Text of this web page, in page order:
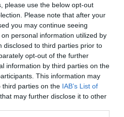
please use the below opt-out
Please note that after your
you may continue seeing
personal information utilized by
disclosed to third parties prior to
opt-out of the further
information by third parties on the
This information may
third parties on the IAB’s List of
that may further disclose it to other
a tradicionális ételek
két klasszikus ünnepi fogást:
valamint Bea
gesztenyés tiramisut, amely
siker.
Twitter Pinterest
Gáspár Bea